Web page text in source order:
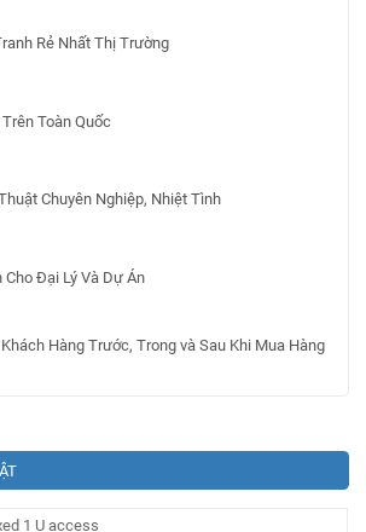
Rẻ Nhất Thị Trường
Toàn Quốc
Chuyên Nghiệp, Nhiệt Tình
Cho Đại Lý Và Dự Án
Hàng Trước, Trong và Sau Khi Mua Hàng
1 U access